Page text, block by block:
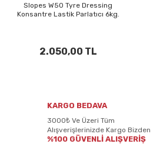
Slopes W50 Tyre Dressing
Konsantre Lastik Parlatıcı 6kg.
2.050,00 TL
KARGO BEDAVA
3000₺ Ve Üzeri Tüm
Alışverişlerinizde Kargo Bizden
%100 GÜVENLİ ALIŞVERİŞ